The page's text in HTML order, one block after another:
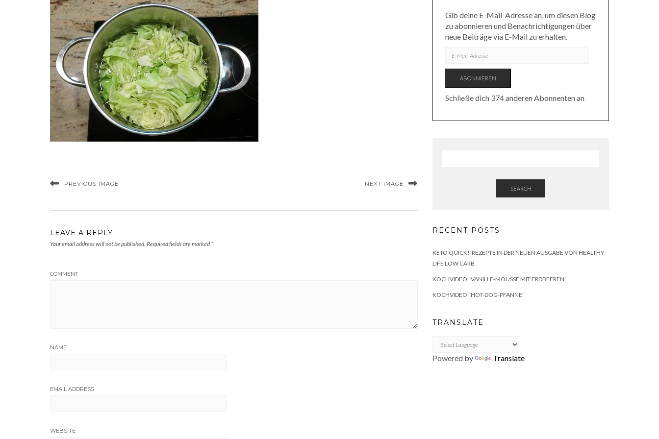
PREVIOUS IMAGE NEXT IMAGE
LEAVE A REPLY
Your email address will not be published. Required fields are marked *
COMMENT
NAME
EMAIL ADDRESS
WEBSITE
Gib deine E-Mail-Adresse an, um diesen Blog
zu abonnieren und Benachrichtigungen über
neue Beiträge via E-Mail zu erhalten.
MAIL-
ABONNIEREN
Schließe dich 374 anderen Abonnenten an
SEARCH
RECENT POSTS
KETO QUICK!-REZEPTE IN DER NEUEN AUSGABE VON HEALTHY
LIFE LOW CARB
KOCHVIDEO “VANILLE-MOUSSE MIT ERDBEEREN”
KOCHVIDEO “HOT-DOG-PFANNE”
TRANSLATE
Powered by Translate